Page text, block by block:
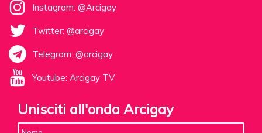
Instagram: @Arcigay
Twitter: @arcigay
Telegram: @arcigay
Youtube: Arcigay TV
Unisciti all'onda Arcigay